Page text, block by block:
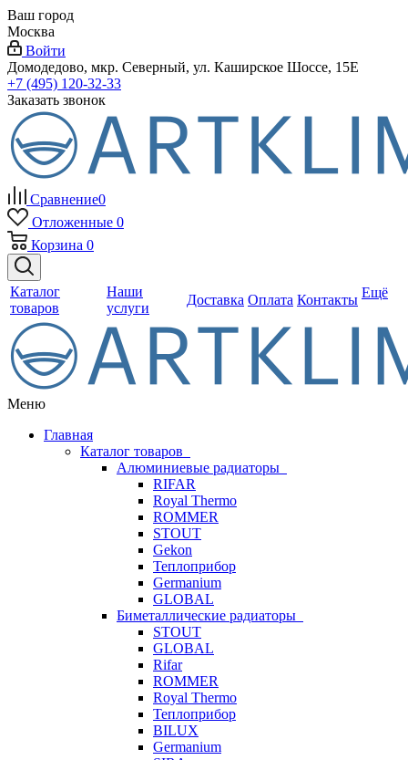
Ваш город
Москва
Войти
Домодедово, мкр. Северный, ул. Каширское Шоссе, 15Е
+7 (495) 120-32-33
Заказать звонок
Сравнение0
Отложенные 0
Корзина 0
Каталог
товаров
Наши
услуги
Доставка Оплата Контакты Ещё
Меню
Главная
Каталог товаров
Алюминиевые радиаторы
RIFAR
Royal Thermo
ROMMER
STOUT
Gekon
Теплоприбор
Germanium
GLOBAL
Биметаллические радиаторы
STOUT
GLOBAL
Rifar
ROMMER
Royal Thermo
Теплоприбор
BILUX
Germanium